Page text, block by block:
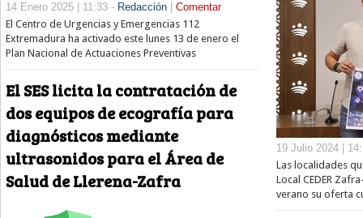
14 Enero 2025 | 11:33 - Redacción| Comentar
El Centro de Urgencias y Emergencias 112
Extremadura ha activado este lunes 13 de enero el
Plan Nacional de Actuaciones Preventivas
El SES licita la contratación de
dos equipos de ecografía para
diagnósticos mediante
ultrasonidos para el Área de
Salud de Llerena-Zafra
19 Julio 2024 |
Las localidades
Local CEDER
verano su oferta